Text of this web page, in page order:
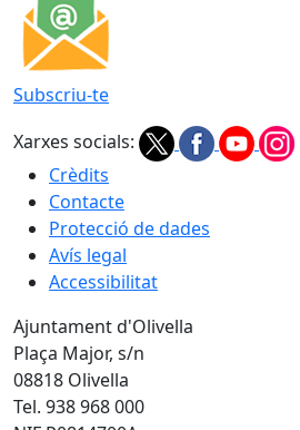
Subscriu-te
Xarxes socials:
Crèdits
Contacte
Protecció de dades
Avís legal
Accessibilitat
Ajuntament d'Olivella
Plaça Major, s/n
08818 Olivella
Tel. 938 968 000